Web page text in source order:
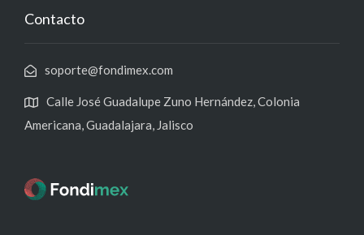
Contacto
soporte@fondimex.com
Calle José Guadalupe Zuno Hernández, Colonia
Americana, Guadalajara, Jalisco